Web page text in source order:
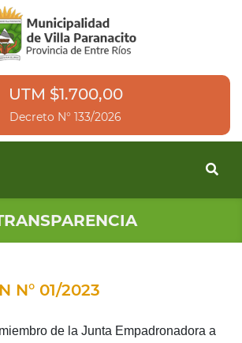
UTM $1.700,00
Decreto N° 133/2026
N° 01/2023
de la Junta Empadronadora a